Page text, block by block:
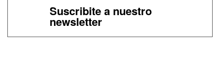
Suscribite a nuestro
newsletter